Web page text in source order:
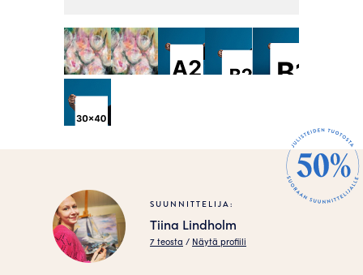
SUUNNITTELIJA:
Tiina Lindholm
7 teosta / Näytä profiili